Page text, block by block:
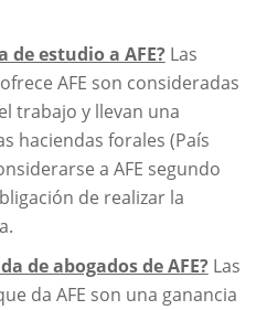
de estudio a AFE?Las
AFE son consideradas
trabajo y llevan una
haciendas forales (País
a AFE segundo
de realizar la
de abogados de AFE?Las
da AFE son una ganancia